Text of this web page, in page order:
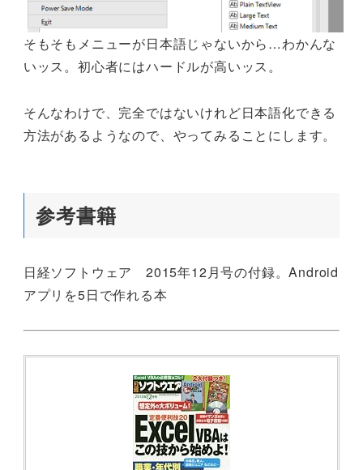
そもそもメニューが日本語じゃないから…わかんな
いッス。初心者にはハードルが高いッス。
そんなわけで、完全ではないけれど日本語化できる
方法があるようなので、やってみることにします。
参考書籍
日経ソフトウェア 2015年12月号の付録。Android
アプリを5日で作れる本